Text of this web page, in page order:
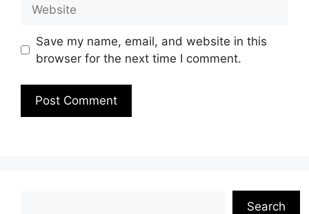
Save my name, email, and website in this
browser for the next time I comment.
Search